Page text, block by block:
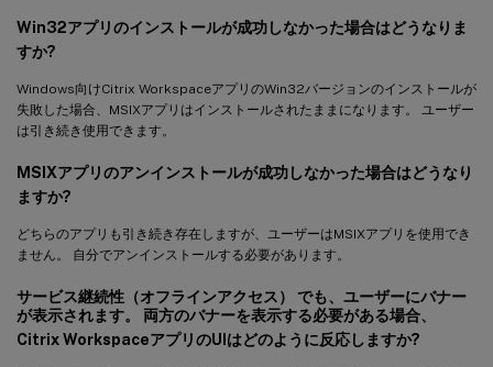
Win32アプリのインストールが成功しなかった場合はどうなりま
すか?
Windows向けCitrix WorkspaceアプリのWin32バージョンのインストールが
失敗した場合、MSIXアプリはインストールされたままになります。 ユーザー
は引き続き使用できます。
MSIXアプリのアンインストールが成功しなかった場合はどうなり
ますか?
どちらのアプリも引き続き存在しますが、ユーザーはMSIXアプリを使用でき
ません。 自分でアンインストールする必要があります。
サービス継続性（オフラインアクセス） でも、ユーザーにバナー
が表示されます。 両方のバナーを表示する必要がある場合、
Citrix WorkspaceアプリのUIはどのように反応しますか?